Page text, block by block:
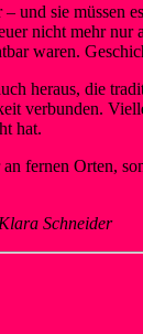
und sie müssen
nicht mehr nur
waren.
heraus, die
verbunden.
hat.
fernen Orten,
Schneider